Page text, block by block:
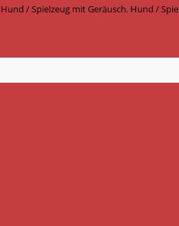
Hund / Spielzeug mit Geräusch, Hund /